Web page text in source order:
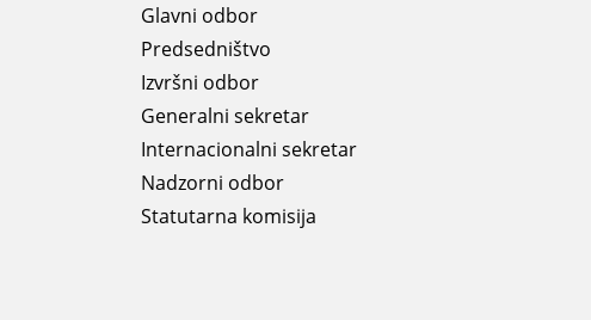
Glavni odbor
Predsedništvo
Izvršni odbor
Generalni sekretar
Internacionalni sekretar
Nadzorni odbor
Statutarna komisija